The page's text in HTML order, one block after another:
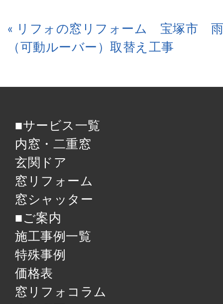
« リフォの窓リフォーム 宝塚市
（可動ルーバー）取替え工事
■サービス一覧
内窓・二重窓
玄関ドア
窓リフォーム
窓シャッター
■ご案内
施工事例一覧
特殊事例
価格表
窓リフォコラム